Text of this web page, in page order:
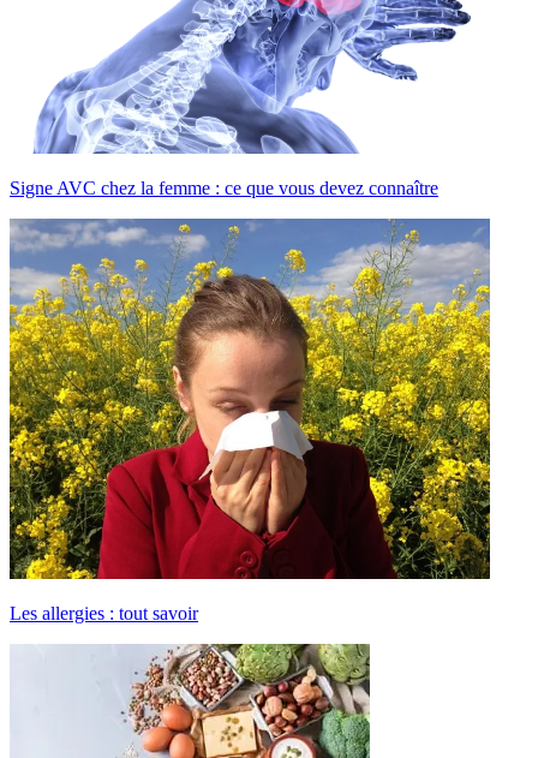
Signe AVC chez la femme : ce que vous devez connaître
Les allergies : tout savoir